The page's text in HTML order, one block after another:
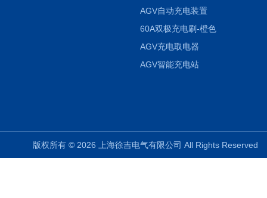
AGV自动充电装置
60A双极充电刷-橙色
AGV充电取电器
AGV智能充电站
版权所有 © 2026 上海徐吉电气有限公司 All Rights